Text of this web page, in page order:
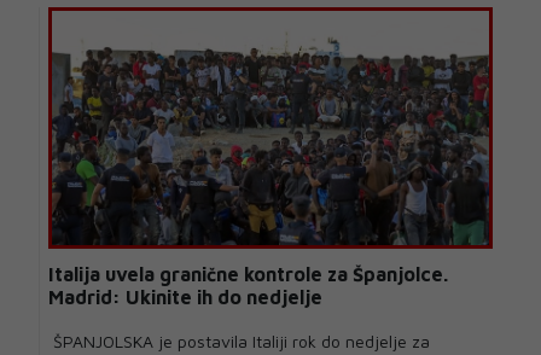
Italija uvela granične kontrole za Španjolce.
Madrid: Ukinite ih do nedjelje
ŠPANJOLSKA je postavila Italiji rok do nedjelje za